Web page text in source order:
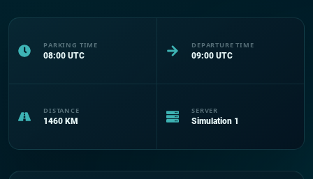
PARKING TIME
08:00 UTC
DEPARTURE TIME
09:00 UTC
DISTANCE
1460 KM
SERVER
Simulation 1